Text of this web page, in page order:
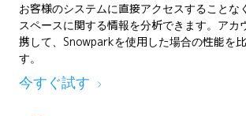
お客様のシステムに直接アクセスすることな
スペースに関する情報を分析できます。アカ
携して、Snowparkを使用した場合の性能を
す。
今すぐ試す